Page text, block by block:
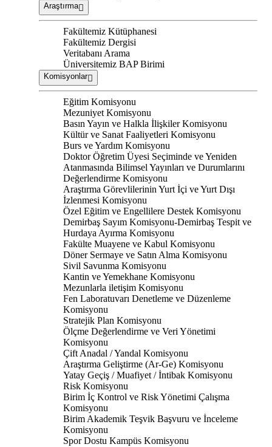
Araştırma
Fakültemiz Kütüphanesi
Fakültemiz Dergisi
Veritabanı Arama
Üniversitemiz BAP Birimi
Komisyonlar
Eğitim Komisyonu
Mezuniyet Komisyonu
Basın Yayın ve Halkla İlişkiler Komisyonu
Kültür ve Sanat Faaliyetleri Komisyonu
Burs ve Yardım Komisyonu
Doktor Öğretim Üyesi Seçiminde ve Yeniden
Atanmasında Bilimsel Yayınları ve Durumlarını
Değerlendirme Komisyonu
Araştırma Görevlilerinin Yurt İçi ve Yurt Dışı
İzlenmesi Komisyonu
Özel Eğitim ve Engellilere Destek Komisyonu
Demirbaş Sayım Komisyonu-Demirbaş Tespit ve
Hurdaya Ayırma Komisyonu
Fakülte Muayene ve Kabul Komisyonu
Döner Sermaye ve Satın Alma Komisyonu
Sivil Savunma Komisyonu
Kantin ve Yemekhane Komisyonu
Mezunlarla iletişim Komisyonu
Fen Laboratuvarı Denetleme ve Düzenleme
Komisyonu
Stratejik Plan Komisyonu
Ölçme Değerlendirme ve Veri Yönetimi
Komisyonu
Çift Anadal / Yandal Komisyonu
Araştırma Geliştirme (Ar-Ge) Komisyonu
Yatay Geçiş / Muafiyet / İntibak Komisyonu
Risk Komisyonu
Birim İç Kontrol ve Risk Yönetimi Çalışma
Komisyonu
Birim Akademik Teşvik Başvuru ve İnceleme
Komisyonu
Spor Dostu Kampüs Komisyonu